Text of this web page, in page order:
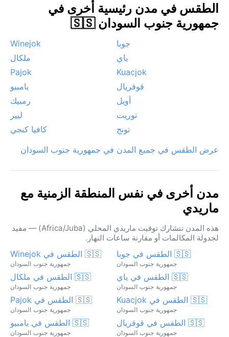
الطقس في مدن رئيسية أخرى في
جمهورية جنوب السودان 🇸🇸
جوبا
Winejok
ياي
ملكال
Kuacjok
Pajok
قوقريال
يامبيو
أويل
رمبيك
توريت
ليير
تونج
كافيا كنجي
عرض الطقس في جميع المدن في جمهورية جنوب السودان
مدن أخرى في نفس المنطقة الزمنية مع
ماريدي
هذه المدن تتشارك توقيت ماريدي المحلي (Africa/Juba) — مفيد
لجدولة المكالمات أو مقارنة ساعات النهار.
🇸🇸 الطقس في جوبا
جمهورية جنوب السودان
🇸🇸 الطقس في Winejok
جمهورية جنوب السودان
🇸🇸 الطقس في ياي
جمهورية جنوب السودان
🇸🇸 الطقس في ملكال
جمهورية جنوب السودان
🇸🇸 الطقس في Kuacjok
جمهورية جنوب السودان
🇸🇸 الطقس في Pajok
جمهورية جنوب السودان
🇸🇸 الطقس في قوقريال
جمهورية جنوب السودان
🇸🇸 الطقس في يامبيو
جمهورية جنوب السودان